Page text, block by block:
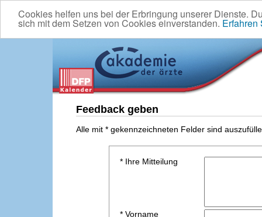
Cookies helfen uns bei der Erbringung unserer Dienste.
sich mit dem Setzen von Cookies einverstanden. Erfahren
Feedback geben
Alle mit * gekennzeichneten Felder sind
* Ihre Mitteilung
* Vorname